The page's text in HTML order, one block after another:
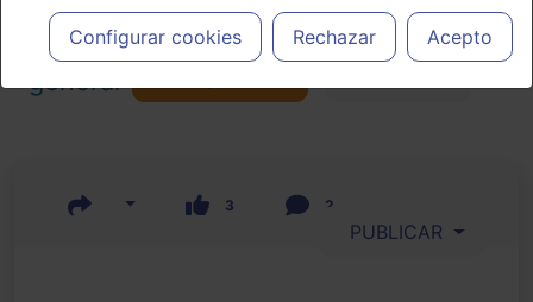
profesionales facultados prescribir medicamentos y decidir, en
cada caso concreto, el tratamiento más adecuado a las
necesidades del paciente.
Configurar cookies Rechazar Acepto
Actualidad y Artículos|Psiquiatría
general
3 2
PUBLICAR